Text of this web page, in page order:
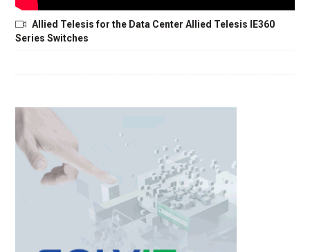
Allied Telesis for the Data Center Allied Telesis IE360
Series Switches